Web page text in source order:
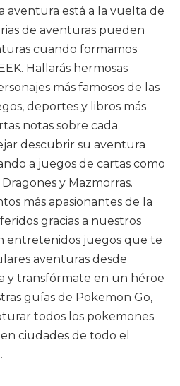
aventura está a la vuelta de
de aventuras pueden
cuando formamos
Hallarás hermosas
más famosos de las
deportes y libros más
notas sobre cada
descubrir su aventura
a juegos de cartas como
y Mazmorras.
más apasionantes de la
gracias a nuestros
entretenidos juegos que te
aventuras desde
y transfórmate en un héroe
guías de Pokemon Go,
todos los pokemones
ciudades de todo el